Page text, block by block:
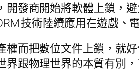
開發商開始將軟體上鎖，
技術陸續應用在遊戲、
權而把數位文件上鎖，就
界跟物理世界的本質有別